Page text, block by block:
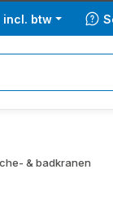
incl. btw
& badkranen